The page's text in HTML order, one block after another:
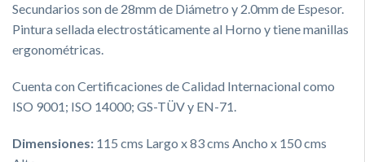
Secundarios son de 28mm de Diámetro y 2.0mm de Espesor.
Pintura sellada electrostáticamente al Horno y tiene manillas
ergonométricas.
Cuenta con Certificaciones de Calidad Internacional como
ISO 9001; ISO 14000; GS-TÜV y EN-71.
Dimensiones: 115 cms Largo x 83 cms Ancho x 150 cms